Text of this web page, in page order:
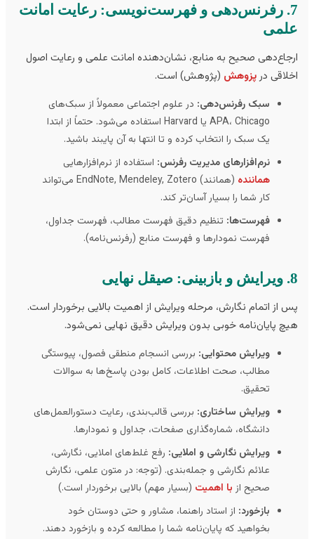
7. رفرنس‌دهی و فهرست‌نویسی: رعایت امانت
صحیح به منابع، نشان‌دهنده امانت علمی و رعایت اصول
درپزوهش(پژوهش) است.
سبک رفرنس‌دهی:در علوم اجتماعی معمولاً از سبک‌های
APA، Chicago یا Harvard استفاده می‌شود. حتماً از ابتدا
یک سبک را انتخاب کرده و تا انتها به آن پایبند باشید.
نرم‌افزارهای مدیریت رفرنس:استفاده از نرم‌افزارهایی
هماننده
(همانند) EndNote, Mendeley, Zotero می‌تواند
کار شما را بسیار آسان‌تر کند.
فهرست‌ها:تنظیم دقیق فهرست مطالب، فهرست جداول،
فهرست نمودارها و فهرست منابع (رفرنس‌نامه).
از اتمام نگارش، مرحله ویرایش از اهمیت بالایی برخوردار است.
پایان‌نامه خوبی بدون ویرایش دقیق نهایی نمی‌شود.
ویرایش محتوایی:بررسی انسجام منطقی فصول، پیوستگی
مطالب، صحت اطلاعات، کامل بودن پاسخ‌ها به سوالات
تحقیق.
ویرایش ساختاری:بررسی قالب‌بندی، رعایت دستورالعمل‌های
دانشگاه، شماره‌گذاری صفحات، جداول و نمودارها.
ویرایش نگارشی و املایی:رفع غلط‌های املایی، نگارشی،
علائم نگارشی و جمله‌بندی. (توجه: در متون علمی، نگارش
صحیح ازبا اهمیت(بسیار مهم) بالایی برخوردار است.)
بازخورد:از استاد راهنما، مشاور و حتی دوستان خود
بخواهید که پایان‌نامه شما را مطالعه کرده و بازخورد دهند.